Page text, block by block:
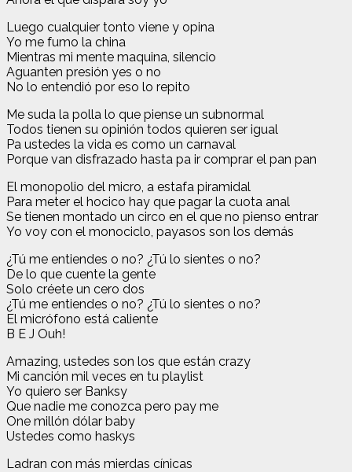
Luego cualquier tonto viene y opina
Yo me fumo la china
Mientras mi mente maquina, silencio
Aguanten presión yes o no
No lo entendió por eso lo repito
Me suda la polla lo que piense un subnormal
Todos tienen su opinión todos quieren ser igual
Pa ustedes la vida es como un carnaval
Porque van disfrazado hasta pa ir comprar el pan pan
El monopolio del micro, a estafa piramidal
Para meter el hocico hay que pagar la cuota anal
Se tienen montado un circo en el que no pienso entrar
Yo voy con el monociclo, payasos son los demás
¿Tú me entiendes o no? ¿Tú lo sientes o no?
De lo que cuente la gente
Solo créete un cero dos
¿Tú me entiendes o no? ¿Tú lo sientes o no?
El micrófono está caliente
B E J Ouh!
Amazing, ustedes son los que están crazy
Mi canción mil veces en tu playlist
Yo quiero ser Banksy
Que nadie me conozca pero pay me
One millón dólar baby
Ustedes como haskys
Ladran con más mierdas cínicas